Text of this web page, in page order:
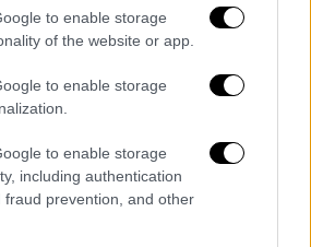
to enable storage
of the website or app.
to enable storage
to enable storage
including authentication
fraud prevention, and other
2021 διευρύνθηκε η
υποχρεώσειςκαι
η θέση εργασίας
ανατρέφουν τα παιδιά
άδεια τεσσάρων μηνών
εκ των οποίων οι δύο (2)
επιδοτούμενοι από τον